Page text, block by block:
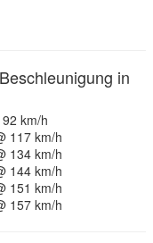
in
km/h
117 km/h
134 km/h
144 km/h
151 km/h
157 km/h